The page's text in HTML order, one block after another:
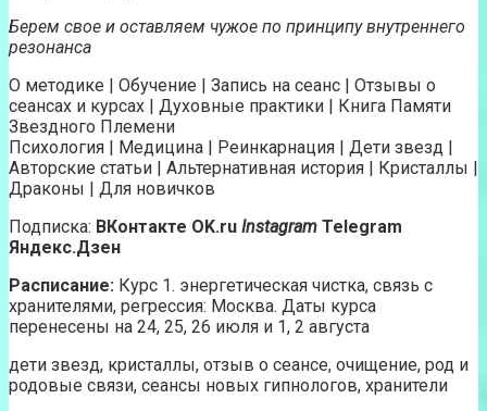
Берем свое и оставляем чужое по принципу внутреннего
резонанса
О методике | Обучение | Запись на сеанс | Отзывы о
сеансах и курсах | Духовные практики | Книга Памяти
Звездного Племени
Психология | Медицина | Реинкарнация | Дети звезд |
Авторские статьи | Альтернативная история | Кристаллы |
Драконы | Для новичков
Подписка: ВКонтакте ОK.ru Instagram Telegram
Яндекс.Дзен
Расписание: Курс 1. энергетическая чистка, связь с
хранителями, регрессия: Москва. Даты курса
перенесены на 24, 25, 26 июля и 1, 2 августа
дети звезд, кристаллы, отзыв о сеансе, очищение, род и
родовые связи, сеансы новых гипнологов, хранители